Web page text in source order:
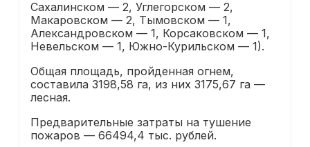
Сахалинском — 2, Углегорском — 2,
Макаровском — 2, Тымовском — 1,
Александровском — 1, Корсаковском — 1,
Невельском — 1, Южно-Курильском — 1).
Общая площадь, пройденная огнем,
составила 3198,58 га, из них 3175,67 га —
лесная.
Предварительные затраты на тушение
пожаров — 66494,4 тыс. рублей.